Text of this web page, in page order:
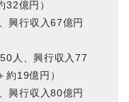
億円）
興行収入67億円
人、興行収入77
19億円）
興行収入80億円